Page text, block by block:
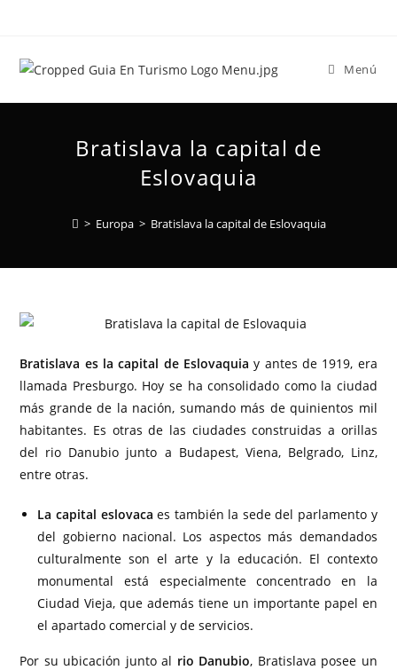
Menú
Bratislava la capital de
Eslovaquia
> Europa > Bratislava la capital de Eslovaquia
Bratislava es la capital de Eslovaquia y antes de 1919, era
llamada Presburgo. Hoy se ha consolidado como la ciudad
más grande de la nación, sumando más de quinientos mil
habitantes. Es otras de las ciudades construidas a orillas
del rio Danubio junto a Budapest, Viena, Belgrado, Linz,
entre otras.
La capital eslovaca es también la sede del parlamento y
del gobierno nacional. Los aspectos más demandados
culturalmente son el arte y la educación. El contexto
monumental está especialmente concentrado en la
Ciudad Vieja, que además tiene un importante papel en
el apartado comercial y de servicios.
Por su ubicación junto al rio Danubio, Bratislava posee un